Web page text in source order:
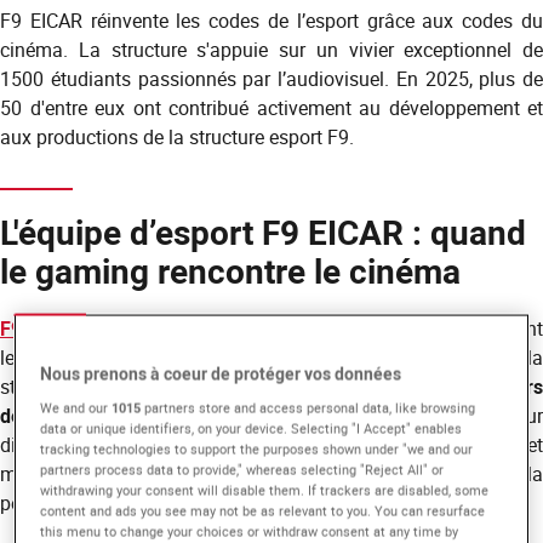
F9 EICAR réinvente les codes de l’esport grâce aux codes du
cinéma. La structure s'appuie sur un vivier exceptionnel de
1500 étudiants passionnés par l’audiovisuel. En 2025, plus de
50 d'entre eux ont contribué activement au développement et
aux productions de la structure esport F9.
L'équipe d’esport F9 EICAR : quand
le gaming rencontre le cinéma
F9 EICAR
, structure esport fondée en 2015, a désormais rejoint
le campus EICAR Paris, sponsor et partenaire principal de la
structure. L'équipe est composée dejoueurs, coachs, créateurs
de contenus et d’une multitude de staffévoluant sur
différentes scènes compétitives, tous engagés dans un projet
mêlant passion, créativité et travail, le tout au service de la
performance.
Nous prenons à coeur de protéger vos données
We and our 1015 partners store and access personal data, like browsing
data or unique identifiers, on your device. Selecting "I Accept" enables
tracking technologies to support the purposes shown under "we and our
partners process data to provide," whereas selecting "Reject All" or
withdrawing your consent will disable them. If trackers are disabled, some
content and ads you see may not be as relevant to you. You can resurface
this menu to change your choices or withdraw consent at any time by